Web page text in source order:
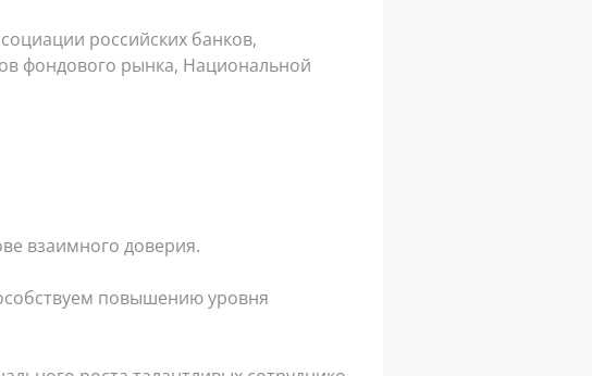
российских банков,
фондового рынка, Национальной
взаимного доверия.
повышению уровня